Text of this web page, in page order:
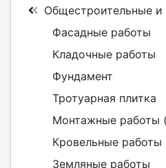
Общестроительные
Фасадные работы
Кладочные работы
Фундамент
Тротуарная плитка
Монтажные работы
Кровельные работы
Земляные работы